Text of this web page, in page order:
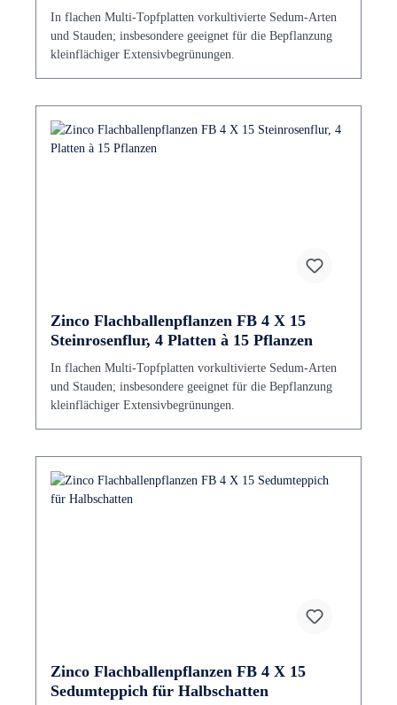
In flachen Multi-Topfplatten vorkultivierte Sedum-Arten
und Stauden; insbesondere geeignet für die Bepflanzung
kleinflächiger Extensivbegrünungen.
Zinco Flachballenpflanzen FB 4 X 15
Steinrosenflur, 4 Platten à 15 Pflanzen
In flachen Multi-Topfplatten vorkultivierte Sedum-Arten
und Stauden; insbesondere geeignet für die Bepflanzung
kleinflächiger Extensivbegrünungen.
Zinco Flachballenpflanzen FB 4 X 15
Sedumteppich für Halbschatten